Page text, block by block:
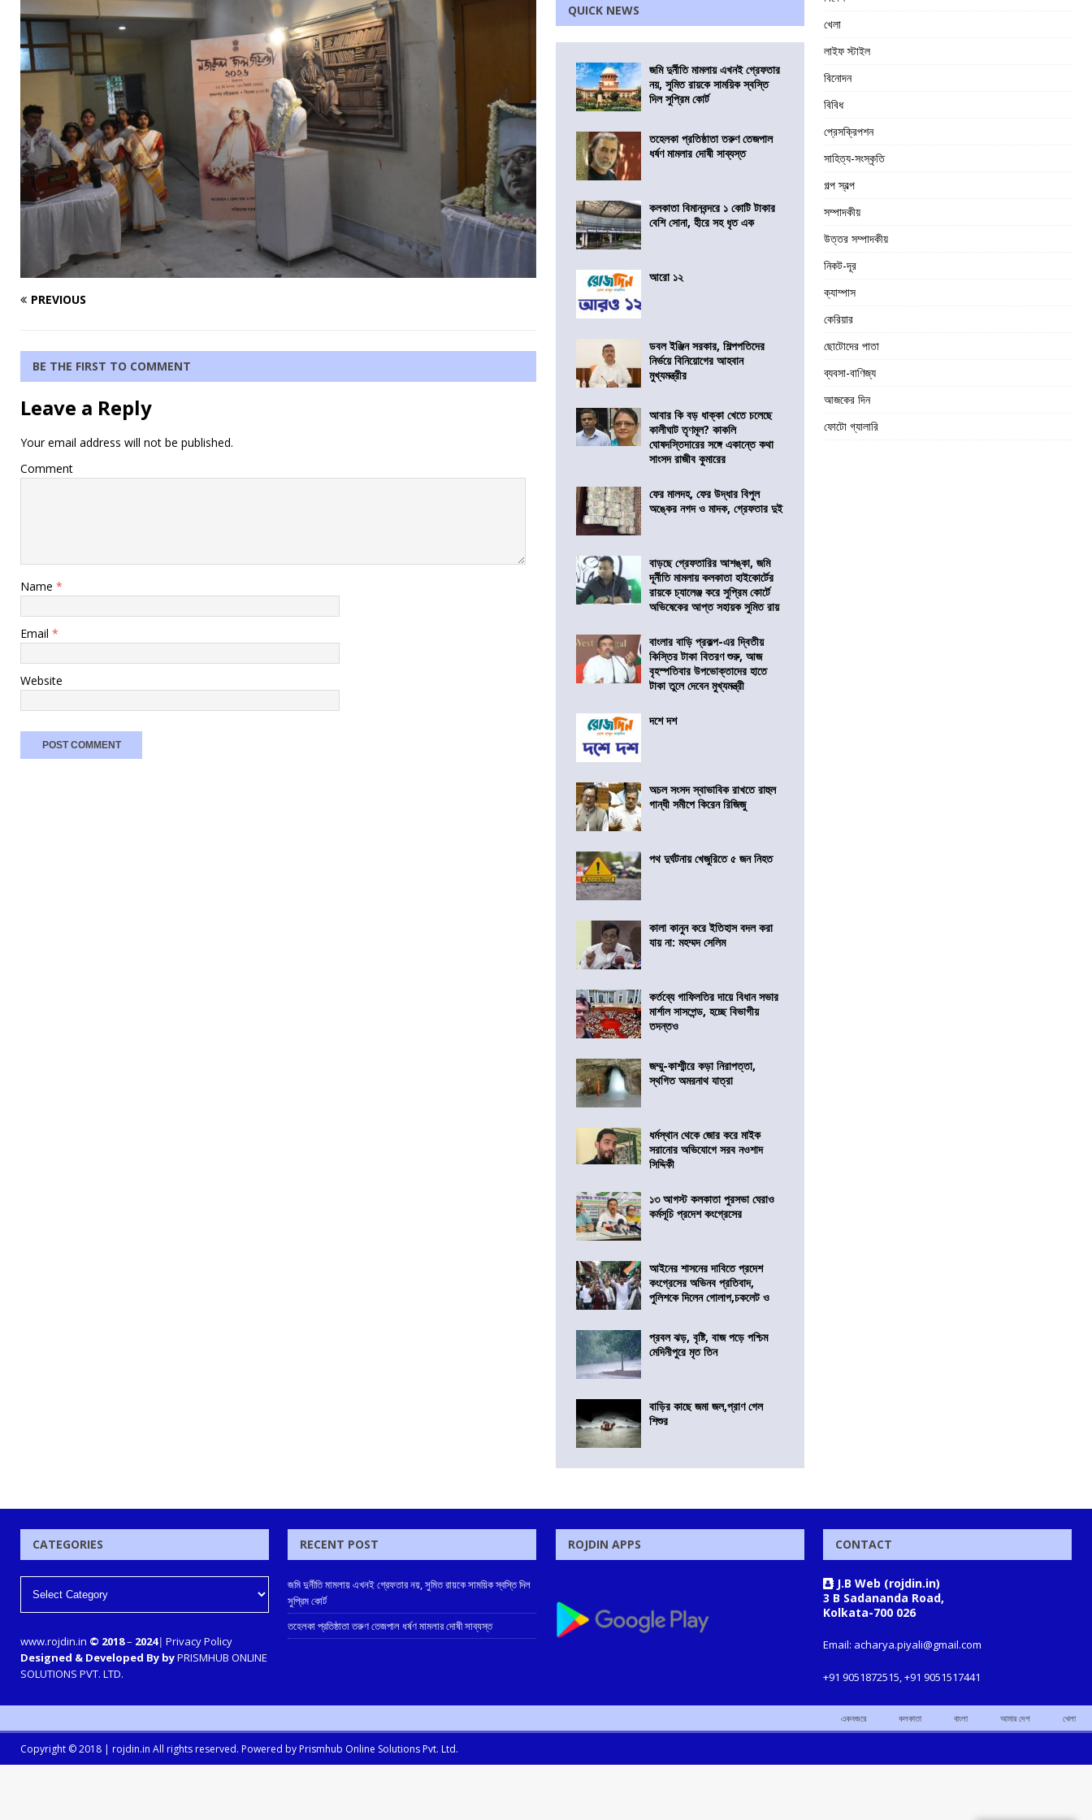
PREVIOUS
BE THE FIRST TO COMMENT
Leave a Reply
Your email address will not be published.
Comment
Name *
Email *
Website
QUICK NEWS
জমি দুর্নীতি মামলায় এখনই গ্রেফতার
নয়, সুমিত রায়কে সাময়িক স্বস্তি
দিল সুপ্রিম কোর্ট
তহেলকা প্রতিষ্ঠাতা তরুণ তেজপাল
ধর্ষণ মামলার দোষী সাব্যস্ত
কলকাতা বিমানবন্দরে ১ কোটি টাকার
বেশি সোনা, হীরে সহ ধৃত এক
আরো ১২
ডবল ইঞ্জিন সরকার, শিল্পপতিদের
নির্ভয়ে বিনিয়োগের আহবান
মুখ্যমন্ত্রীর
আবার কি বড় ধাক্কা খেতে চলেছে
কালীঘাট তৃণমূল? কাকলি
ঘোষদস্তিদারের সঙ্গে একান্তে কথা
সাংসদ রাজীব কুমারের
ফের মালদহ, ফের উদ্ধার বিপুল
অঙ্কের নগদ ও মাদক, গ্রেফতার দুই
বাড়ছে গ্রেফতারির আশঙ্কা, জমি
দূর্নীতি মামলায় কলকাতা হাইকোর্টের
রায়কে চ্যালেঞ্জ করে সুপ্রিম কোর্টে
অভিষেকের আপ্ত সহায়ক সুমিত রায়
বাংলার বাড়ি প্রকল্প-এর দ্বিতীয়
কিস্তির টাকা বিতরণ শুরু, আজ
বৃহস্পতিবার উপভোক্তাদের হাতে
টাকা তুলে দেবেন মুখ্যমন্ত্রী
দশে দশ
অচল সংসদ স্বাভাবিক রাখতে রাহুল
গান্ধী সমীপে কিরেন রিজিজু
পথ দুর্ঘটনায় খেজুরিতে ৫ জন নিহত
কালা কানুন করে ইতিহাস বদল করা
যায় না: মহম্মদ সেলিম
কর্তব্যে গাফিলতির দায়ে বিধান সভার
মার্শাল সাসপেন্ড, হচ্ছে বিভাগীয়
তদন্তও
জম্মু-কাশ্মীরে কড়া নিরাপত্তা,
স্থগিত অমরনাথ যাত্রা
ধর্মস্থান থেকে জোর করে মাইক
সরানোর অভিযোগে সরব নওশাদ
সিদ্দিকী
১৩ আগস্ট কলকাতা পুরসভা ঘেরাও
কর্মসূচি প্রদেশ কংগ্রেসের
আইনের শাসনের দাবিতে প্রদেশ
কংগ্রেসের অভিনব প্রতিবাদ,
পুলিশকে দিলেন গোলাপ,চকলেট ও
প্রবল ঝড়, বৃষ্টি, বাজ পড়ে পশ্চিম
মেদিনীপুরে মৃত তিন
বাড়ির কাছে জমা জল,প্রাণ গেল
শিশুর
খেলা
লাইফ স্টাইল
বিনোদন
বিবিধ
প্রেসক্রিপশন
সাহিত্য-সংস্কৃতি
গল্প স্বল্প
সম্পাদকীয়
উত্তর সম্পাদকীয়
নিকট-দূর
ক্যাম্পাস
কেরিয়ার
ছোটোদের পাতা
ব্যবসা-বাণিজ্য
আজকের দিন
ফোটো গ্যালারি
CATEGORIES
www.rojdin.in © 2018– 2024| Privacy Policy
Designed & Developed By byPRISMHUB ONLINE
SOLUTIONS PVT. LTD.
RECENT POST
জমি দুর্নীতি মামলায় এখনই গ্রেফতার নয়, সুমিত রায়কে সাময়িক স্বস্তি দিল
সুপ্রিম কোর্ট
তহেলকা প্রতিষ্ঠাতা তরুণ তেজপাল ধর্ষণ মামলার দোষী সাব্যস্ত
ROJDIN APPS CONTACT
J.B Web (rojdin.in)
3 B Sadananda Road,
Kolkata-700 026
Email: acharya.piyali@gmail.com
+91 9051872515, +91 9051517441
একনজরে কলকাতা বাংলা আমার দেশ খেলা
Copyright © 2018 | rojdin.in All rights reserved. Powered by Prismhub Online Solutions Pvt. Ltd.